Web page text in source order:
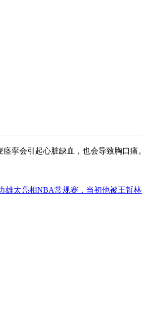
挛会引起心脏缺血，也会导致胸口
雄太亮相NBA常规赛，当初他被王哲林